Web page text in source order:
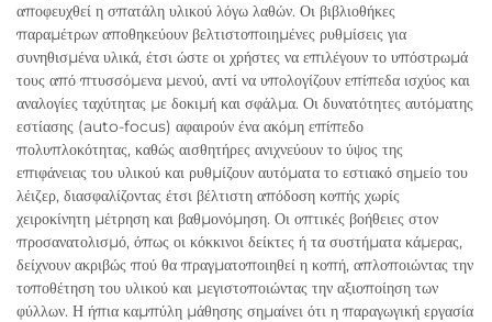
αποφευχθεί η σπατάλη υλικού λόγω λαθών. Οι βιβλιοθήκες
παραμέτρων αποθηκεύουν βελτιστοποιημένες ρυθμίσεις για
συνηθισμένα υλικά, έτσι ώστε οι χρήστες να επιλέγουν το υπόστρωμά
τους από πτυσσόμενα μενού, αντί να υπολογίζουν επίπεδα ισχύος και
αναλογίες ταχύτητας με δοκιμή και σφάλμα. Οι δυνατότητες αυτόματης
εστίασης (auto-focus) αφαιρούν ένα ακόμη επίπεδο
πολυπλοκότητας, καθώς αισθητήρες ανιχνεύουν το ύψος της
επιφάνειας του υλικού και ρυθμίζουν αυτόματα το εστιακό σημείο του
λέιζερ, διασφαλίζοντας έτσι βέλτιστη απόδοση κοπής χωρίς
χειροκίνητη μέτρηση και βαθμονόμηση. Οι οπτικές βοήθειες στον
προσανατολισμό, όπως οι κόκκινοι δείκτες ή τα συστήματα κάμερας,
δείχνουν ακριβώς πού θα πραγματοποιηθεί η κοπή, απλοποιώντας την
τοποθέτηση του υλικού και μεγιστοποιώντας την αξιοποίηση των
φύλλων. Η ήπια καμπύλη μάθησης σημαίνει ότι η παραγωγική εργασία